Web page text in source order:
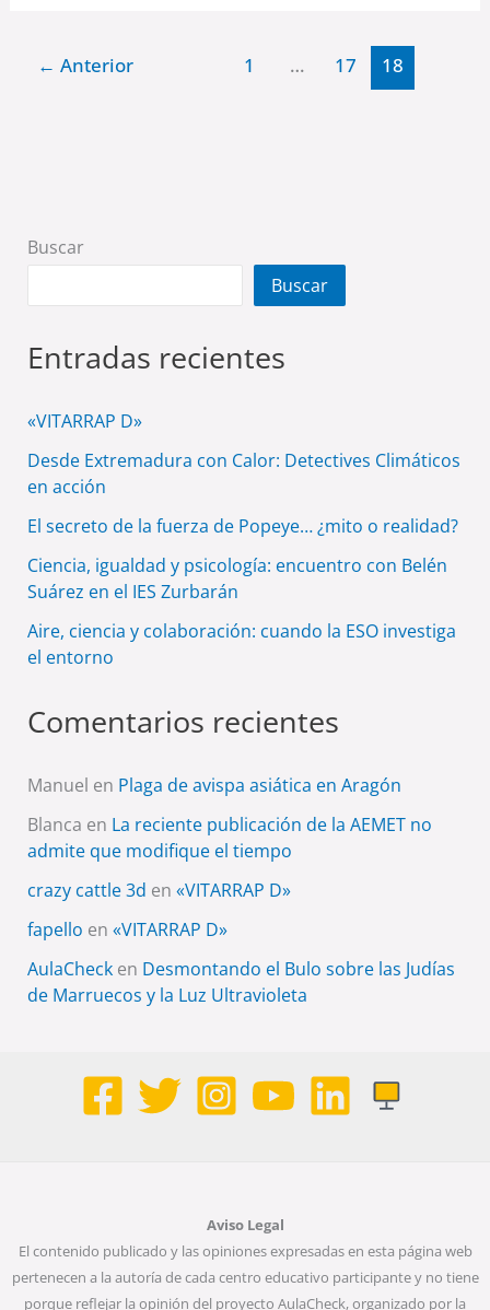
← Anterior 1 … 17 18
Buscar
Buscar
Entradas recientes
«VITARRAP D»
Desde Extremadura con Calor: Detectives Climáticos
en acción
El secreto de la fuerza de Popeye… ¿mito o realidad?
Ciencia, igualdad y psicología: encuentro con Belén
Suárez en el IES Zurbarán
Aire, ciencia y colaboración: cuando la ESO investiga
el entorno
Comentarios recientes
Manuel en Plaga de avispa asiática en Aragón
Blanca en La reciente publicación de la AEMET no
admite que modifique el tiempo
crazy cattle 3d en «VITARRAP D»
fapello en «VITARRAP D»
AulaChecken Desmontando el Bulo sobre las Judías
de Marruecos y la Luz Ultravioleta
Aviso Legal
El contenido publicado y las opiniones expresadas en esta página web
pertenecen a la autoría de cada centro educativo participante y no tiene
porque reflejar la opinión del proyecto AulaCheck, organizado por la